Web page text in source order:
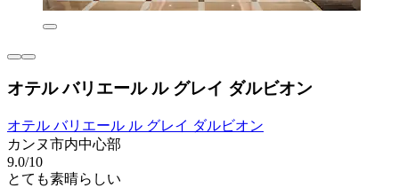
オテル バリエール ル グレイ ダルビオン
オテル バリエール ル グレイ ダルビオン
カンヌ市内中心部
9.0/10
とても素晴らしい